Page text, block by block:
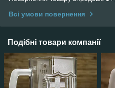
Всі умови повернення
Подібні товари компанії